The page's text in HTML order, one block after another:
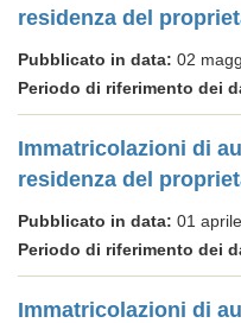
residenza del
Pubblicato in data: 02
Periodo di riferimento dei
Immatricolazioni di
residenza del
Pubblicato in data: 01
Periodo di riferimento dei
Immatricolazioni di